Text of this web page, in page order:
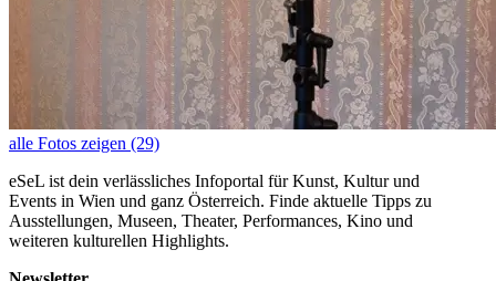
alle Fotos zeigen (29)
eSeL ist dein verlässliches Infoportal für Kunst, Kultur und
Events in Wien und ganz Österreich. Finde aktuelle Tipps zu
Ausstellungen, Museen, Theater, Performances, Kino und
weiteren kulturellen Highlights.